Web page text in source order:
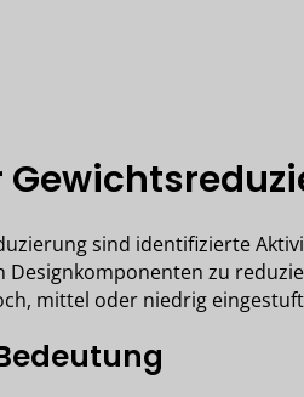
sind identifizierte
Designkomponenten zu
mittel oder niedrig